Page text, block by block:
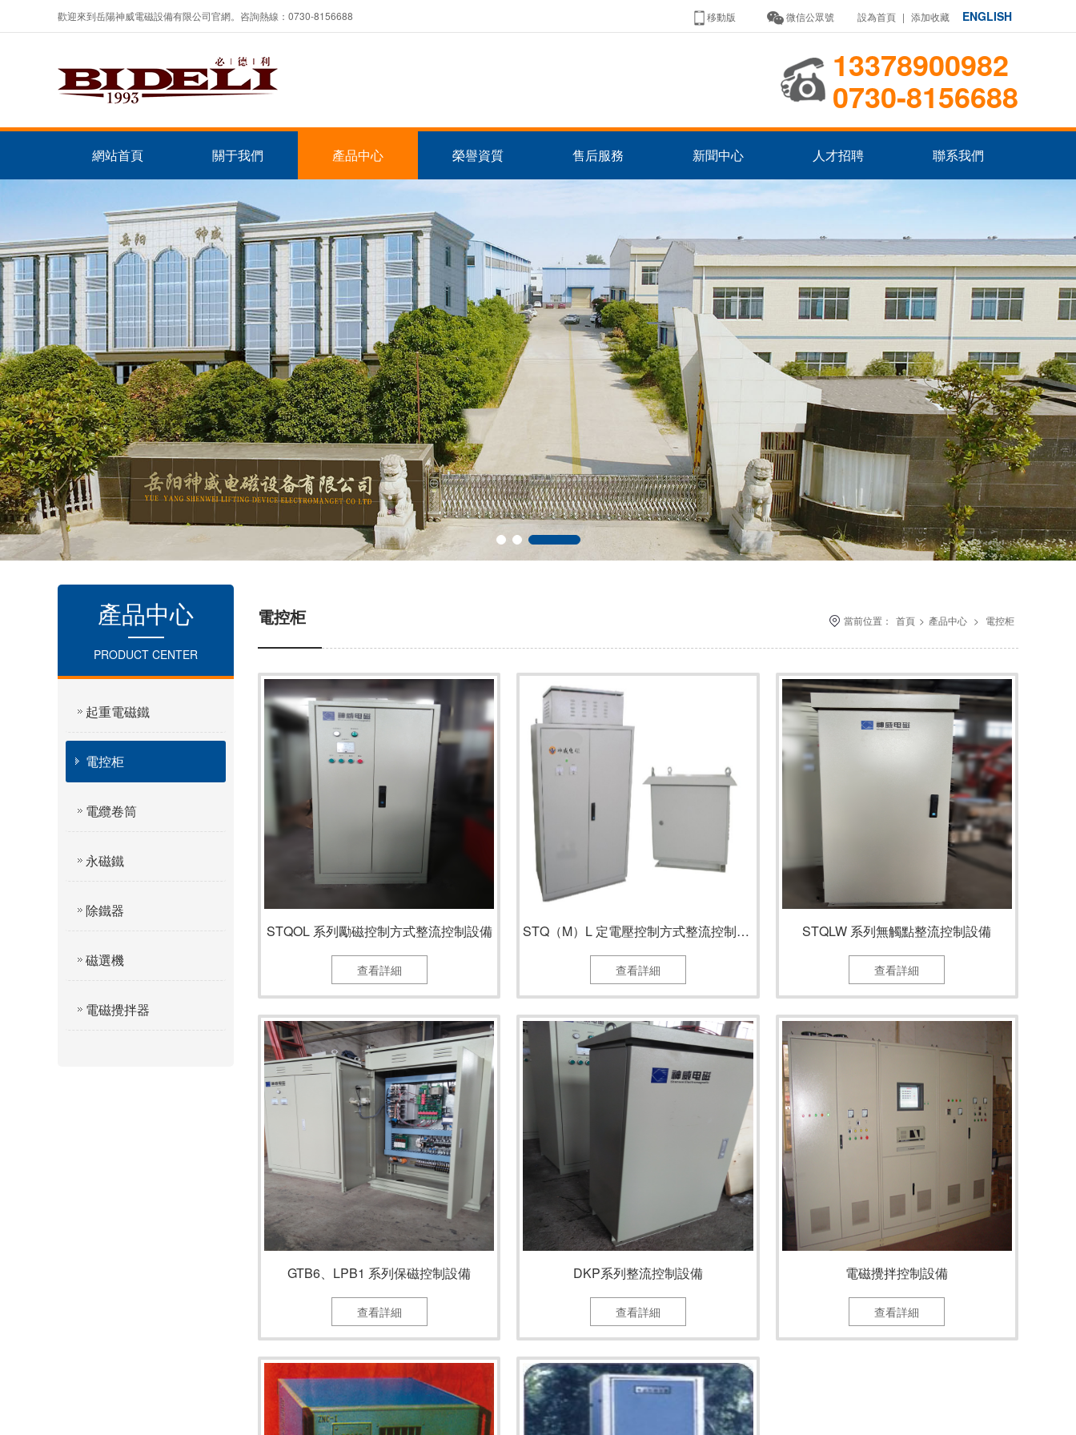
歡迎來到岳陽神威電磁設備有限公司官網。咨詢熱線：0730-8156688 移動版 微信公眾號 設為首頁 | 添加收藏 ENGLISH
13378900982
0730-8156688
網站首頁 關于我們 產品中心 榮譽資質 售后服務 新聞中心 人才招聘 聯系我們
產品中心
PRODUCT CENTER
起重電磁鐵
電控柜
電纜卷筒
永磁鐵
除鐵器
磁選機
電磁攪拌器
電控柜 當前位置： 首頁 > 產品中心 > 電控柜
STQOL 系列勵磁控制方式整流控制設備
查看詳細
STQ（M）L 定電壓控制方式整流控制設備
查看詳細
STQLW 系列無觸點整流控制設備
查看詳細
GTB6、LPB1 系列保磁控制設備
查看詳細
DKP系列整流控制設備
查看詳細
電磁攪拌控制設備
查看詳細